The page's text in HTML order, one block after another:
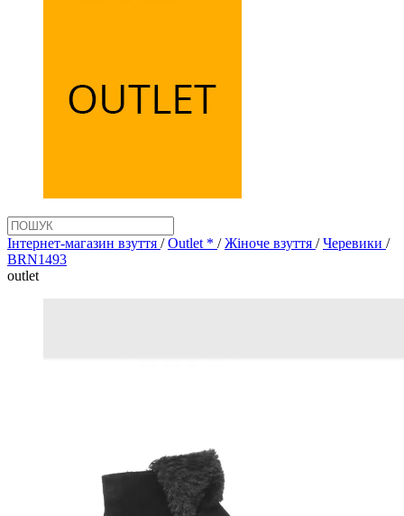
Інтернет-магазин взуття / Outlet * / Жіноче взуття / Черевики /
BRN1493
outlet